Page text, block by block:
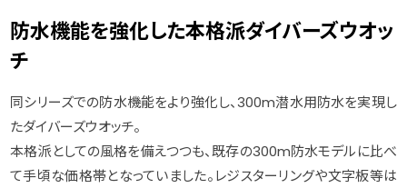
防水機能を強化した本格派ダイバーズウオッ
チ
同シリーズでの防水機能をより強化し、300m潜水用防水を実現し
たダイバーズウオッチ。
本格派としての風格を備えつつも、既存の300m防水モデルに比べ
て手頃な価格帯となっていました。レジスターリングや文字板等は